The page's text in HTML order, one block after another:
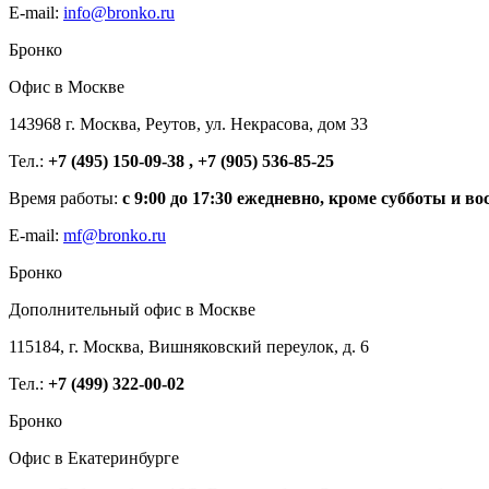
E-mail: info@bronko.ru
Бронко
Офис в Москве
143968 г. Москва, Реутов, ул. Некрасова, дом 33
Тел.: +7 (495) 150-09-38 , +7 (905) 536-85-25
Время работы: с 9:00 до 17:30 ежедневно, кроме субботы и
E-mail: mf@bronko.ru
Бронко
Дополнительный офис в Москве
115184, г. Москва, Вишняковский переулок, д. 6
Тел.: +7 (499) 322-00-02
Бронко
Офис в Екатеринбурге